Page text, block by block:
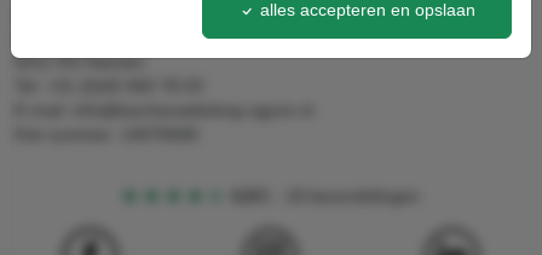
6411 RS Heerlen
alles accepteren en opslaan